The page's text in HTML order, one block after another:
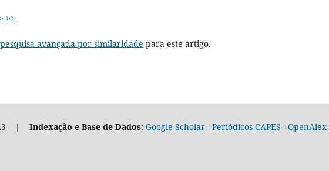
> >>
avançada por similaridade para este artigo.
| Indexação e Base de Dados: Google Scholar - Periódicos CAPES - OpenAlex